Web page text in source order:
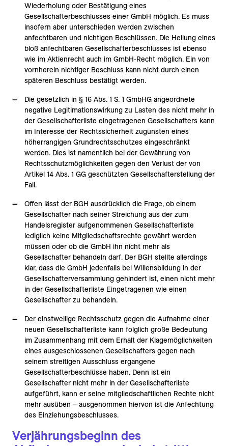
Wiederholung oder Bestätigung eines
Gesellschafterbeschlusses einer GmbH möglich. Es muss
insofern aber unterschieden werden zwischen
anfechtbaren und nichtigen Beschlüssen. Die Heilung eines
bloß anfechtbaren Gesellschafterbeschlusses ist ebenso
wie im Aktienrecht auch im GmbH-Recht möglich. Ein von
vornherein nichtiger Beschluss kann nicht durch einen
späteren Beschluss bestätigt werden.
Die gesetzlich in § 16 Abs. 1 S. 1 GmbHG angeordnete
negative Legitimationswirkung zu Lasten des nicht mehr in
der Gesellschafterliste eingetragenen Gesellschafters kann
im Interesse der Rechtssicherheit zugunsten eines
höherrangigen Grundrechtsschutzes eingeschränkt
werden. Dies ist namentlich bei der Gewährung von
Rechtsschutzmöglichkeiten gegen den Verlust der von
Artikel 14 Abs. 1 GG geschützten Gesellschafterstellung der
Fall.
Offen lässt der BGH ausdrücklich die Frage, ob einem
Gesellschafter nach seiner Streichung aus der zum
Handelsregister aufgenommenen Gesellschafterliste
lediglich keine Mitgliedschaftsrechte gewährt werden
müssen oder ob die GmbH ihn nicht mehr als
Gesellschafter behandeln darf. Der BGH stellte allerdings
klar, dass die GmbH jedenfalls bei Willensbildung in der
Gesellschafterversammlung gehindert ist, einen nicht mehr
in der Gesellschafterliste Eingetragenen wie einen
Gesellschafter zu behandeln.
Der einstweilige Rechtsschutz gegen die Aufnahme einer
neuen Gesellschafterliste kann folglich große Bedeutung
im Zusammenhang mit dem Erhalt der Klagemöglichkeiten
eines ausgeschlossenen Gesellschafters gegen nach
seinem streitigen Ausschluss ergangene
Gesellschafterbeschlüsse haben. Denn ist ein
Gesellschafter nicht mehr in der Gesellschafterliste
aufgeführt, kann er seine mitgliedschaftlichen Rechte nicht
mehr ausüben – ausgenommen hiervon ist die Anfechtung
des Einziehungsbeschlusses.
Verjährungsbeginn des